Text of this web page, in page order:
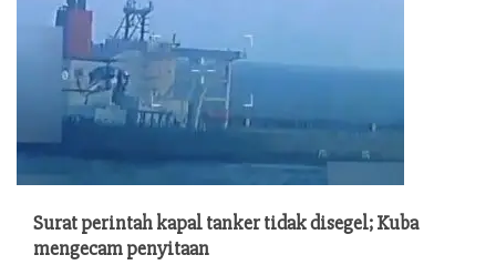
Surat perintah kapal tanker tidak disegel; Kuba
mengecam penyitaan